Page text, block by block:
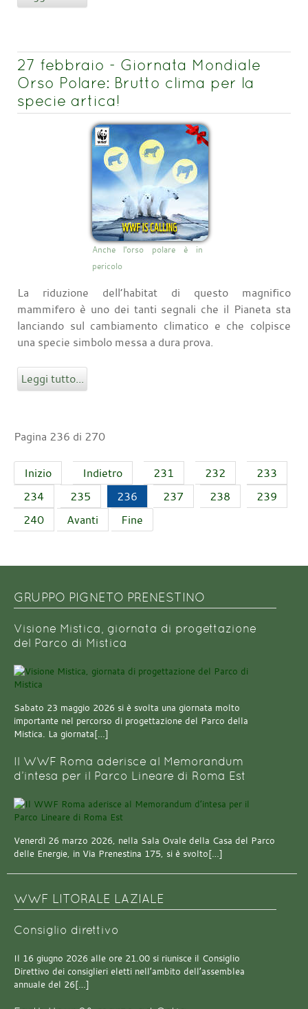
27 febbraio - Giornata Mondiale
Orso Polare: Brutto clima per la
specie artica!
Anche l'orso polare è in
pericolo
La riduzione dell’habitat di questo magnifico
mammifero è uno dei tanti segnali che il Pianeta sta
lanciando sul cambiamento climatico e che colpisce
una specie simbolo messa a dura prova.
Leggi tutto...
Pagina 236 di 270
Inizio Indietro 231 232
233
234
235 236 237 238
239
240
Avanti Fine
GRUPPO PIGNETO PRENESTINO
Visione Mistica, giornata di progettazione
del Parco di Mistica
Sabato 23 maggio 2026 si è svolta una giornata molto
importante nel percorso di progettazione del Parco della
Mistica. La giornata[…]
Il WWF Roma aderisce al Memorandum
d’intesa per il Parco Lineare di Roma Est
Venerdì 26 marzo 2026, nella Sala Ovale della Casa del Parco
delle Energie, in Via Prenestina 175, si è svolto[…]
WWF LITORALE LAZIALE
Consiglio direttivo
Il 16 giugno 2026 alle ore 21.00 si riunisce il Consiglio
Direttivo dei consiglieri eletti nell’ambito dell’assemblea
annuale del 26[…]